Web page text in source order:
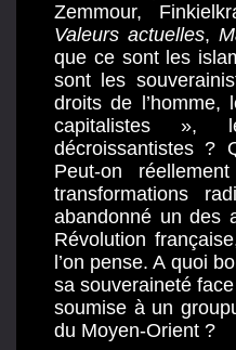
Zemmour,
Valeurs actuelles,
que ce sont les
sont les
droits de
capitalistes »,
décroissantistes ?
Peut-on
transformations
abandonné un des
Révolution
l’on pense. A quoi
sa souveraineté face
soumise à un
du Moyen-Orient ?